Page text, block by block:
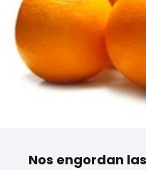
Nos engordan